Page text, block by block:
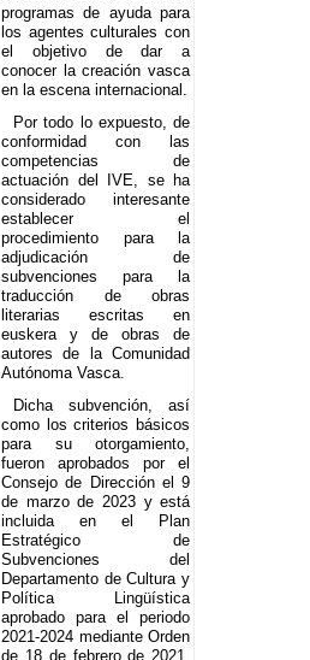
programas de ayuda para
los agentes culturales con
el objetivo de dar a
conocer la creación vasca
en la escena internacional.
Por todo lo expuesto, de
conformidad con las
competencias de
actuación del IVE, se ha
considerado interesante
establecer el
procedimiento para la
adjudicación de
subvenciones para la
traducción de obras
literarias escritas en
euskera y de obras de
autores de la Comunidad
Autónoma Vasca.
Dicha subvención, así
como los criterios básicos
para su otorgamiento,
fueron aprobados por el
Consejo de Dirección el 9
de marzo de 2023 y está
incluida en el Plan
Estratégico de
Subvenciones del
Departamento de Cultura y
Política Lingüística
aprobado para el periodo
2021-2024 mediante Orden
de 18 de febrero de 2021,